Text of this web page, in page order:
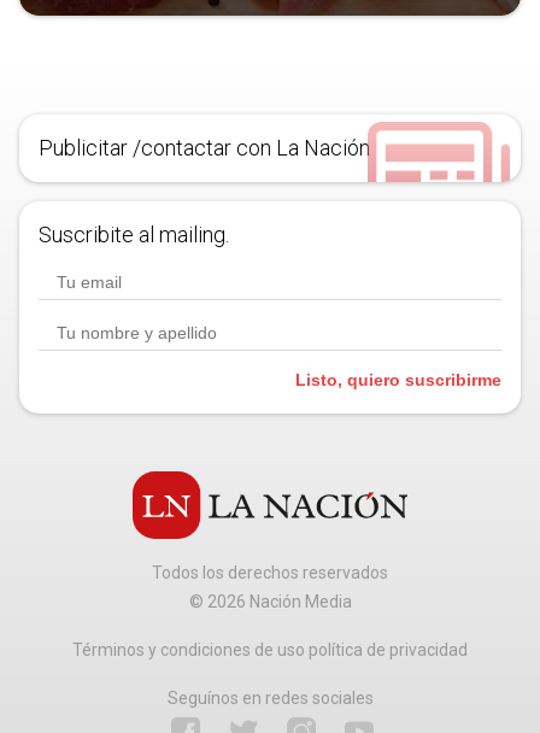
Publicitar /contactar con La Nación
Suscribite al mailing.
Listo, quiero suscribirme
Todos los derechos reservados
© 2026 Nación Media
Términos y condiciones de uso política de privacidad
Seguínos en redes sociales